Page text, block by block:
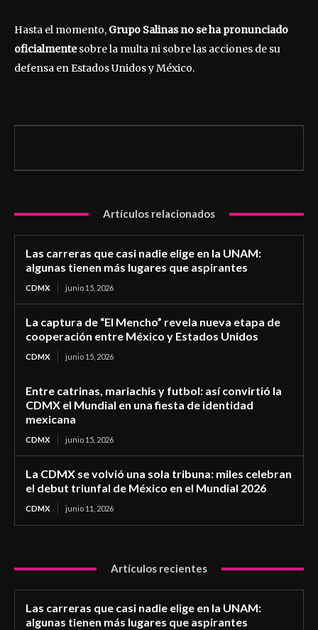
Hasta el momento, Grupo Salinas no se ha pronunciado
oficialmentesobre la multa ni sobre las acciones de su
defensa en Estados Unidos y México.
Artículos relacionados
Las carreras que casi nadie elige en la UNAM:
algunas tienen más lugares que aspirantes
CDMX junio 15, 2026
La captura de “El Mencho” revela nueva etapa de
cooperación entre México y Estados Unidos
CDMX junio 15, 2026
Entre catrinas, mariachis y futbol: así convirtió la
CDMX el Mundial en una fiesta de identidad
mexicana
CDMX junio 15, 2026
La CDMX se volvió una sola tribuna: miles celebran
el debut triunfal de México en el Mundial 2026
CDMX junio 11, 2026
Artículos recientes
Las carreras que casi nadie elige en la UNAM:
algunas tienen más lugares que aspirantes